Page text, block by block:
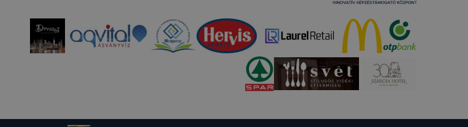
A legtöbb böngésző alapértelmezettként automatikusan elfogadja
kat, de ezek általában megváltoztathatók. Felhívjuk figyelmét, hogy
a cookie-k célja honlapunk használhatóságának és folyamatainak
vagy lehetővé tétele, a cookie-k alkalmazásának
vagy törlése által előfordulhat, hogy felhasználóink nem
képesek honlapunk funkcióinak teljes körű használatára, vagy a honlap a